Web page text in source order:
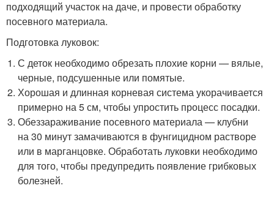
подходящий участок на даче, и провести обработку
посевного материала.
Подготовка луковок:
С деток необходимо обрезать плохие корни — вялые,
черные, подсушенные или помятые.
Хорошая и длинная корневая система укорачивается
примерно на 5 см, чтобы упростить процесс посадки.
Обеззараживание посевного материала — клубни
на 30 минут замачиваются в фунгицидном растворе
или в марганцовке. Обработать луковки необходимо
для того, чтобы предупредить появление грибковых
болезней.